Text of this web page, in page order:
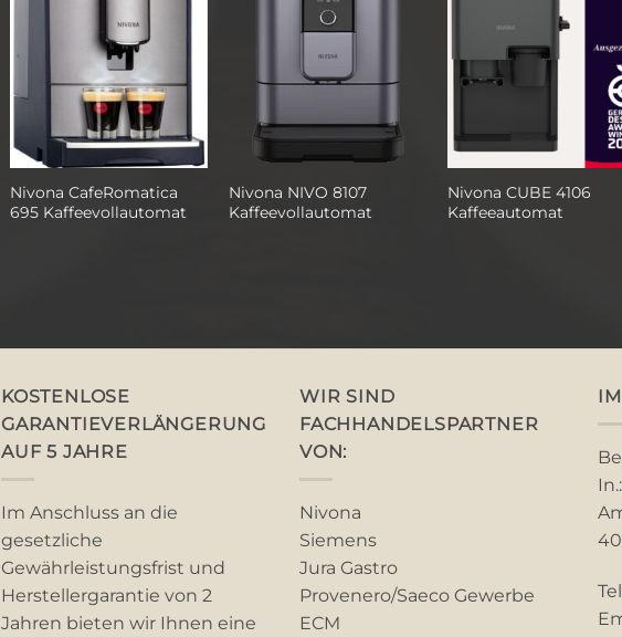
Nivona CafeRomatica
695 Kaffeevollautomat
Nivona NIVO 8107
Kaffeevollautomat
Nivona CUBE 4106
Kaffeeautomat
KOSTENLOSE
GARANTIEVERLÄNGERUNG
AUF 5 JAHRE
Im Anschluss an die
gesetzliche
Gewährleistungsfrist und
Herstellergarantie von 2
Jahren bieten wir Ihnen eine
WIR SIND
FACHHANDELSPARTNER
VON:
Nivona
Siemens
Jura Gastro
Provenero/Saeco Gewerbe
ECM